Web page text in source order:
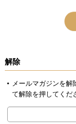
解除
メールマガジンを
て解除を押してくだ